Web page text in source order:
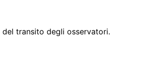
transito degli osservatori.